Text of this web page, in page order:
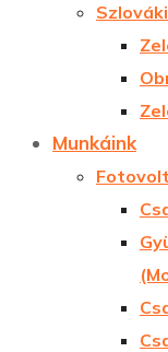
Munkáink